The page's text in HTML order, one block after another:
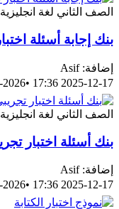
الصف الثاني لغة انجليزية
بنك إجابة أسئلة اختبار
إضافة: Asif
2025-12-17 17:36
•
2026
الصف الثاني لغة انجليزية
بنك أسئلة اختبار
إضافة: Asif
2025-12-17 17:36
•
2026